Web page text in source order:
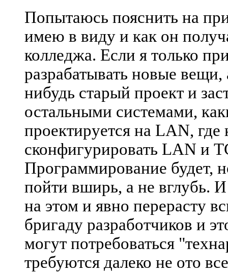
Попытаюсь пояснить на
имею в виду и как он
колледжа. Если я только
разрабатывать новые
нибудь старый проект и
остальными системами,
проектируется на LAN,
сконфигурировать LAN и
Программирование будет,
пойти вширь, а не вглубь.
на этом и явно перерасту
бригаду разработчиков и
могут потребоваться
требуются далеко не ото